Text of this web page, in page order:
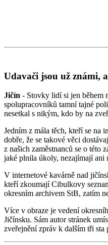
Udavači jsou už známi,
Jičín - Stovky lidí si jen během
spolupracovníků tamní tajné
nesetkal s nikým, kdo by na
Jedním z mála těch, kteří se na
dobře, že se takové věci
z našich zaměstnanců se o
jaké plnila úkoly, nezajímají ani
V internetové kavárně nad
kteří zkoumají Cibulkovy
okresním archivem StB, zatím
Více v obraze je vedení
Jičínsku. Sám autor stránek
zveřejnění zpráv k dalším tři sta